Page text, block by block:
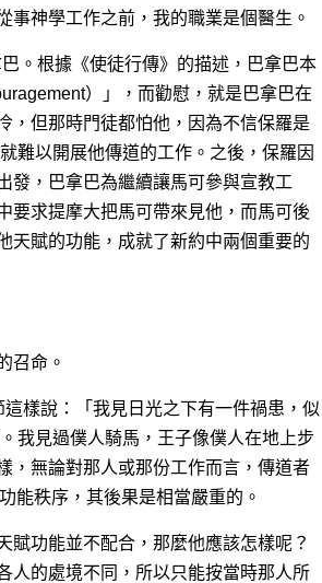
神學工作之前，我的職業是個醫生。
。根據《使徒行傳》的描述，巴拿巴本
）」，而勸慰，就是巴拿巴在
，但那時門徒都怕他，因為不信保羅是
難以開展他傳道的工作。之後，保羅因
發，巴拿巴為繼續讓馬可參與宣教工
要求提摩大把馬可帶來見他，而馬可後
天賦的功能，成就了新約中兩個重要的
召命。
樣說：「我見日光之下有一件禍患，似
我見過僕人騎馬，王子像僕人在地上步
，無論對那人或那份工作而言，傳道者
能秩序，其後果是相當嚴重的。
賦功能並不配合，那麼他應該怎樣呢？
人的處境不同，所以只能按當時那人所